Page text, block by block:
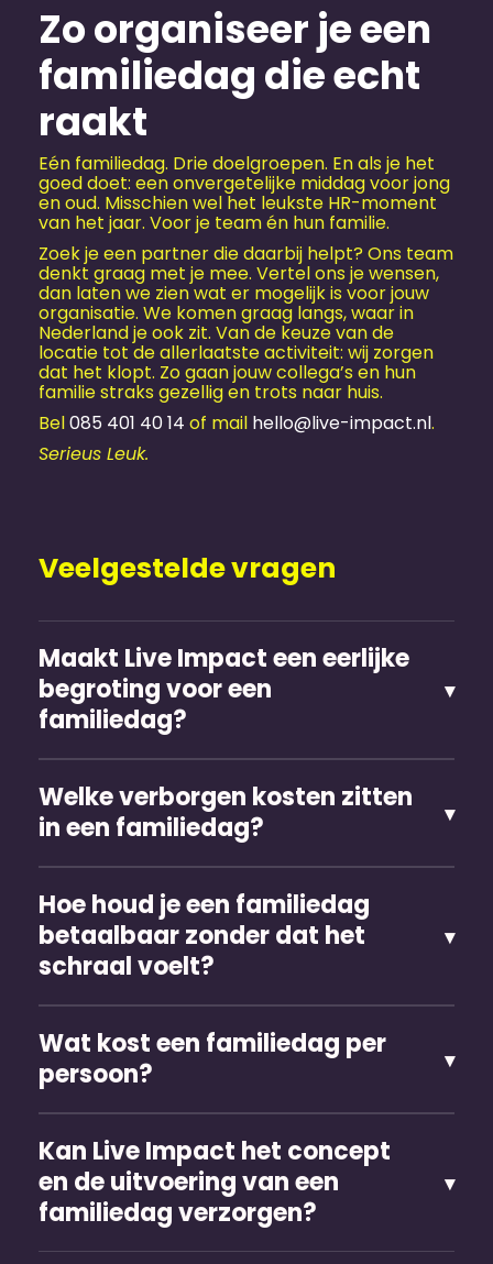
Zo organiseer je een
familiedag die echt
raakt
Eén familiedag. Drie doelgroepen. En als je het
goed doet: een onvergetelijke middag voor jong
en oud. Misschien wel het leukste HR-moment
van het jaar. Voor je team én hun familie.
Zoek je een partner die daarbij helpt? Ons team
denkt graag met je mee. Vertel ons je wensen,
dan laten we zien wat er mogelijk is voor jouw
organisatie. We komen graag langs, waar in
Nederland je ook zit. Van de keuze van de
locatie tot de allerlaatste activiteit: wij zorgen
dat het klopt. Zo gaan jouw collega’s en hun
familie straks gezellig en trots naar huis.
Bel085 401 40 14 of mail hello@live-impact.nl.
Serieus Leuk.
Veelgestelde vragen
Maakt Live Impact een eerlijke
begroting voor een
familiedag?
Welke verborgen kosten zitten
in een familiedag?
Hoe houd je een familiedag
betaalbaar zonder dat het
schraal voelt?
Wat kost een familiedag per
persoon?
Kan Live Impact het concept
en de uitvoering van een
familiedag verzorgen?